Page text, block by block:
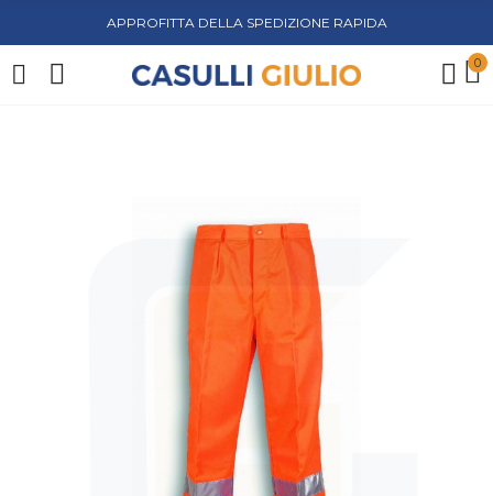
APPROFITTA DELLA SPEDIZIONE RAPIDA
0